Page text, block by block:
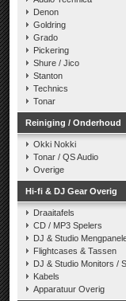
Denon
Goldring
Grado
Pickering
Shure / Jico
Stanton
Technics
Tonar
Reiniging / Onderhoud
Okki Nokki
Tonar / QS Audio
Overige
Hi-fi & DJ Gear Overig
Draaitafels
CD / MP3 Spelers
DJ & Studio
Flightcases & Tassen
DJ & Studio Monitors /
Kabels
Apparatuur Overig